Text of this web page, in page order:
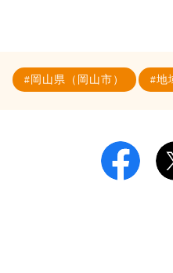
岡山県（岡山市） 地